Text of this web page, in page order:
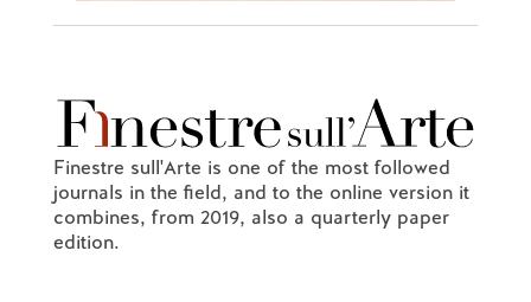
Finestre sull'Arte is one of the most followed
journals in the field, and to the online version it
combines, from 2019, also a quarterly paper
edition.